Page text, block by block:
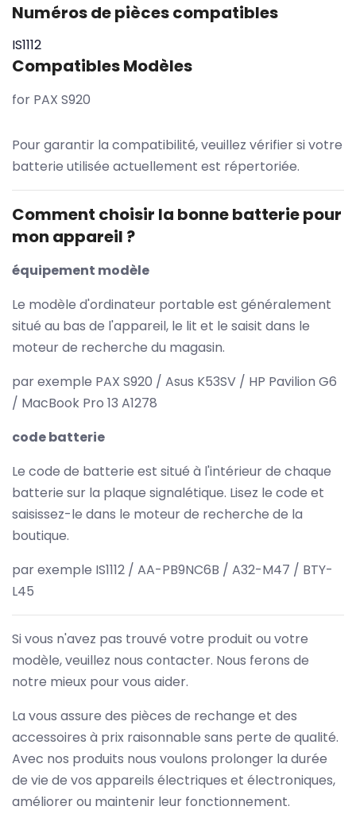
Numéros de pièces compatibles
IS1112
Compatibles Modèles
for PAX S920
Pour garantir la compatibilité, veuillez vérifier si votre
batterie utilisée actuellement est répertoriée.
Comment choisir la bonne batterie pour
mon appareil ?
équipement modèle
Le modèle d'ordinateur portable est généralement
situé au bas de l'appareil, le lit et le saisit dans le
moteur de recherche du magasin.
par exemple PAX S920 / Asus K53SV / HP Pavilion G6
/ MacBook Pro 13 A1278
code batterie
Le code de batterie est situé à l'intérieur de chaque
batterie sur la plaque signalétique. Lisez le code et
saisissez-le dans le moteur de recherche de la
boutique.
par exemple IS1112 / AA-PB9NC6B / A32-M47 / BTY-
L45
Si vous n'avez pas trouvé votre produit ou votre
modèle, veuillez nous contacter. Nous ferons de
notre mieux pour vous aider.
La vous assure des pièces de rechange et des
accessoires à prix raisonnable sans perte de qualité.
Avec nos produits nous voulons prolonger la durée
de vie de vos appareils électriques et électroniques,
améliorer ou maintenir leur fonctionnement.